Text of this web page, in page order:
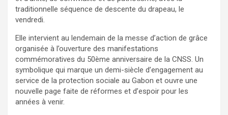
traditionnelle séquence de descente du drapeau, le
vendredi.
Elle intervient au lendemain de la messe d’action de grâce
organisée à l’ouverture des manifestations
commémoratives du 50ème anniversaire de la CNSS. Un
symbolique qui marque un demi-siècle d’engagement au
service de la protection sociale au Gabon et ouvre une
nouvelle page faite de réformes et d’espoir pour les
années à venir.